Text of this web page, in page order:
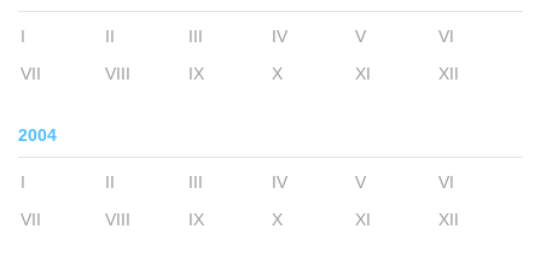
I II III IV V
VI
VII
VIII IX X XI XII
2004
I II III IV V
VI
VII
VIII IX X XI XII